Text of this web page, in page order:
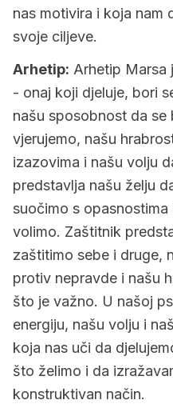
3.5 Mars u lavu
3.6 Mars u djevici
3.7 Mars u vagi
3.8
Mars u
3.9 Mars u
3.10
Mars u jarcu
Mars u
3.12 Mars u
4. Mars u
5. Aspekti planeta
6. Tranziti i
Sjenovita strana
8. Savjeti za život s
nas motivira i koja nam
svoje ciljeve.
Arhetip: Arhetip Marsa
- onaj koji djeluje, bori
našu sposobnost da
vjerujemo, našu
izazovima i našu volju
predstavlja našu želju
suočimo s
volimo. Zaštitnik
zaštitimo sebe i druge,
protiv nepravde i našu
što je važno. U našoj
energiju, našu volju i
koja nas uči da
što želimo i da
konstruktivan način.